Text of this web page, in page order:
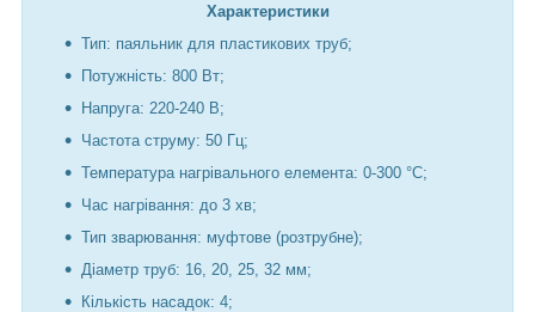
Характеристики
Тип: паяльник для пластикових труб;
Потужність: 800 Вт;
Напруга: 220-240 В;
Частота струму: 50 Гц;
Температура нагрівального елемента: 0-300 °С;
Час нагрівання: до 3 хв;
Тип зварювання: муфтове (розтрубне);
Діаметр труб: 16, 20, 25, 32 мм;
Кількість насадок: 4;